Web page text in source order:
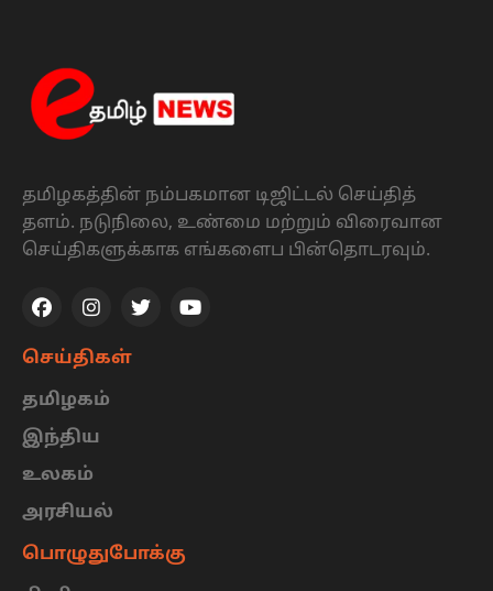
தமிழகத்தின் நம்பகமான டிஜிட்டல் செய்தித்
தளம். நடுநிலை, உண்மை மற்றும் விரைவான
செய்திகளுக்காக எங்களைப பின்தொடரவும்.
செய்திகள்
தமிழகம்
இந்திய
உலகம்
அரசியல்
பொழுதுபோக்கு